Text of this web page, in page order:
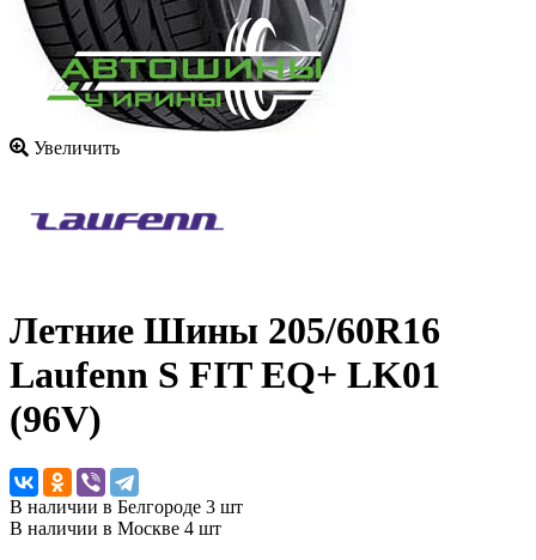
Увеличить
Летние Шины 205/60R16
Laufenn S FIT EQ+ LK01
(96V)
В наличии в Белгороде 3 шт
В наличии в Москве 4 шт